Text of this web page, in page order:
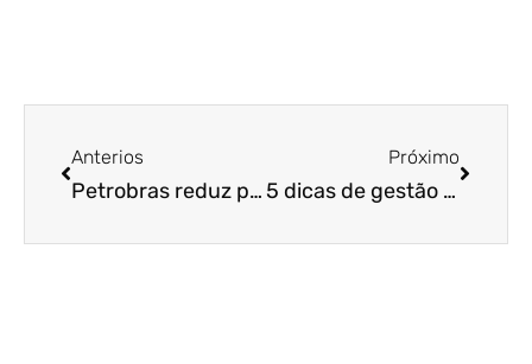
Anterios
Petrobras reduz preços da gasolina em 2,3% e do diesel em 3,6%
Próximo
5 dicas de gestão de estoque para lojas de conveniência